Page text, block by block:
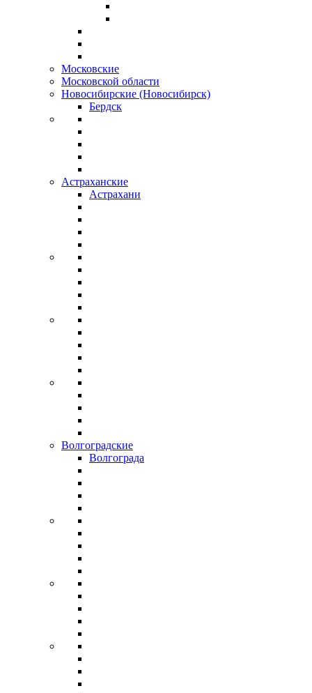
Московские
Московской области
Новосибирские (Новосибирск)
Бердск
Астраханские
Астрахани
Волгоградские
Волгограда